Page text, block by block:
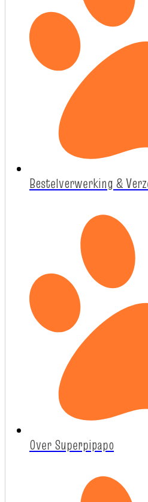
Bestelverwerking &
Over Superpipapo